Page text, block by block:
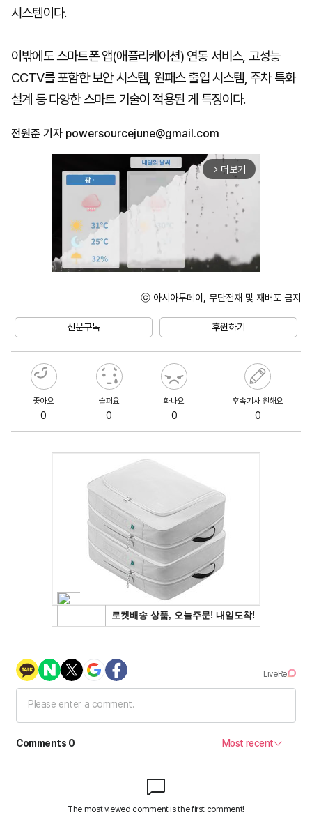
시스템이다.
이밖에도 스마트폰 앱(애플리케이션) 연동 서비스, 고성능
CCTV를 포함한 보안 시스템, 원패스 출입 시스템, 주차 특화
설계 등 다양한 스마트 기술이 적용된 게 특징이다.
전원준 기자 powersourcejune@gmail.com
arrow_forward_ios 더보기
ⓒ 아시아투데이, 무단전재 및 재배포 금지
신문구독 후원하기
좋아요
0
슬퍼요
0
화나요
0
후속기사 원해요
0